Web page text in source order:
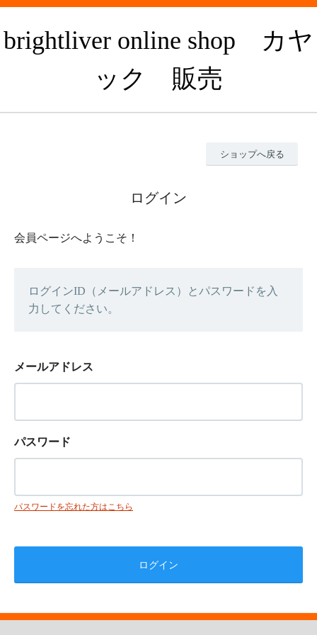
brightliver online shop カヤ
ック 販売
ショップへ戻る
ログイン
会員ページへようこそ！
ログインID（メールアドレス）とパスワードを入
力してください。
メールアドレス
パスワード
パスワードを忘れた方はこちら